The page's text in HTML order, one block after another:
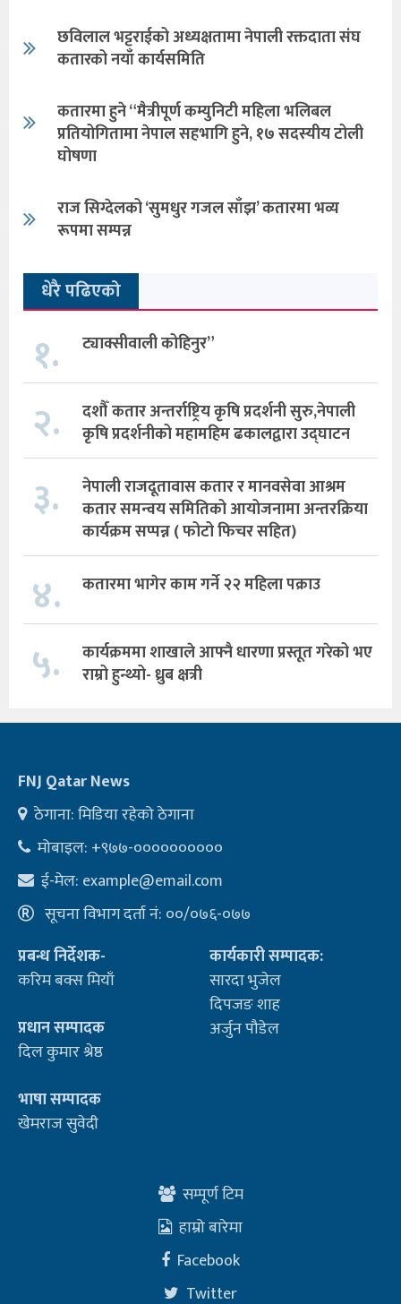
छविलाल भट्टराईको अध्यक्षतामा नेपाली रक्तदाता संघ
कतारको नयाँ कार्यसमिति
कतारमा हुने “मैत्रीपूर्ण कम्युनिटी महिला भलिबल
प्रतियोगितामा नेपाल सहभागि हुने, १७ सदस्यीय टोली
घोषणा
राज सिग्देलको ‘सुमधुर गजल साँझ’ कतारमा भव्य
रूपमा सम्पन्न
धेरै पढिएको
१. ट्याक्सीवाली कोहिनुर”
२.
दशौँ कतार अन्तर्राष्ट्रिय कृषि प्रदर्शनी सुरु,नेपाली
कृषि प्रदर्शनीको महामहिम ढकालद्वारा उद्घाटन
३.
नेपाली राजदूतावास कतार र मानवसेवा आश्रम
कतार समन्वय समितिको आयोजनामा अन्तरक्रिया
कार्यक्रम सप्पन्न ( फोटो फिचर सहित)
४. कतारमा भागेर काम गर्ने २२ महिला पक्राउ
५.
कार्यक्रममा शाखाले आफ्नै धारणा प्रस्तूत गरेको भए
राम्रो हुन्थ्यो- ध्रुब क्षत्री
FNJ Qatar News
ठेगाना: मिडिया रहेको ठेगाना
मोबाइल: +९७७-००००००००००
ई-मेल: example@email.com
सूचना विभाग दर्ता नं: ००/०७६-०७७
प्रबन्ध निर्देशक-
करिम बक्स मियाँ
प्रधान सम्पादक
दिल कुमार श्रेष्ठ
भाषा सम्पादक
खेमराज सुवेदी
कार्यकारी सम्पादक:
सारदा भुजेल
दिपजङ शाह
अर्जुन पौडेल
सम्पूर्ण टिम
हाम्रो बारेमा
Facebook
Twitter